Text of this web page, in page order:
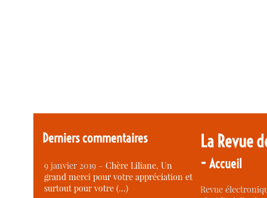
Derniers commentaires
9 janvier 2019 –Chère Liliane, Un
grand merci pour votre appréciation et
surtout pour votre (…)
La Revue
-Accueil
Revue